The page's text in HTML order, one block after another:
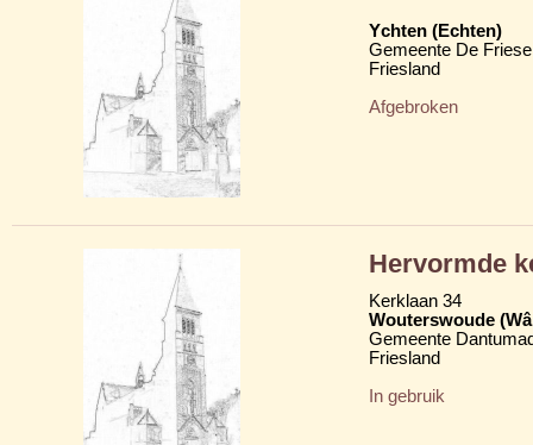
Ychten (Echten)
Gemeente De
Friesland
Afgebroken
Hervormde
Kerklaan 34
Wouterswoude
Gemeente
Friesland
In gebruik